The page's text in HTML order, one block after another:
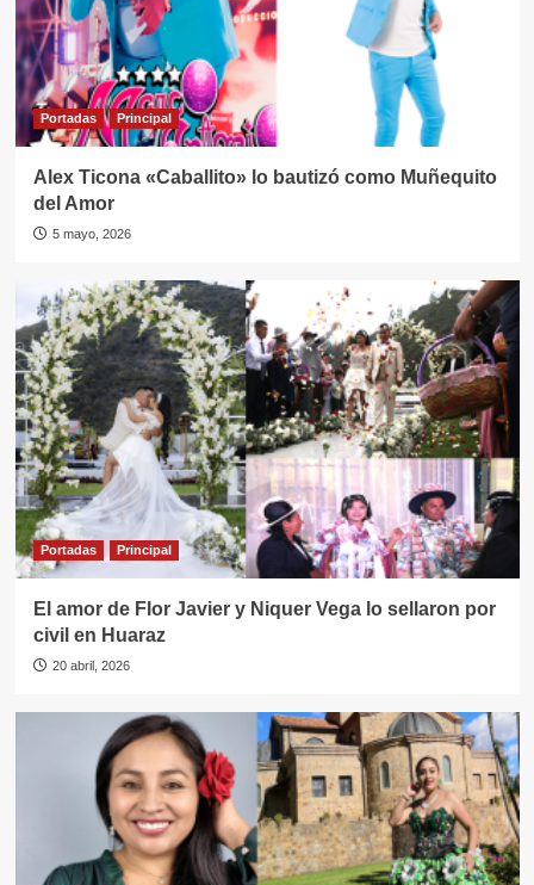
Portadas Principal
Alex Ticona «Caballito» lo bautizó como Muñequito
del Amor
5 mayo, 2026
Portadas Principal
El amor de Flor Javier y Niquer Vega lo sellaron por
civil en Huaraz
20 abril, 2026